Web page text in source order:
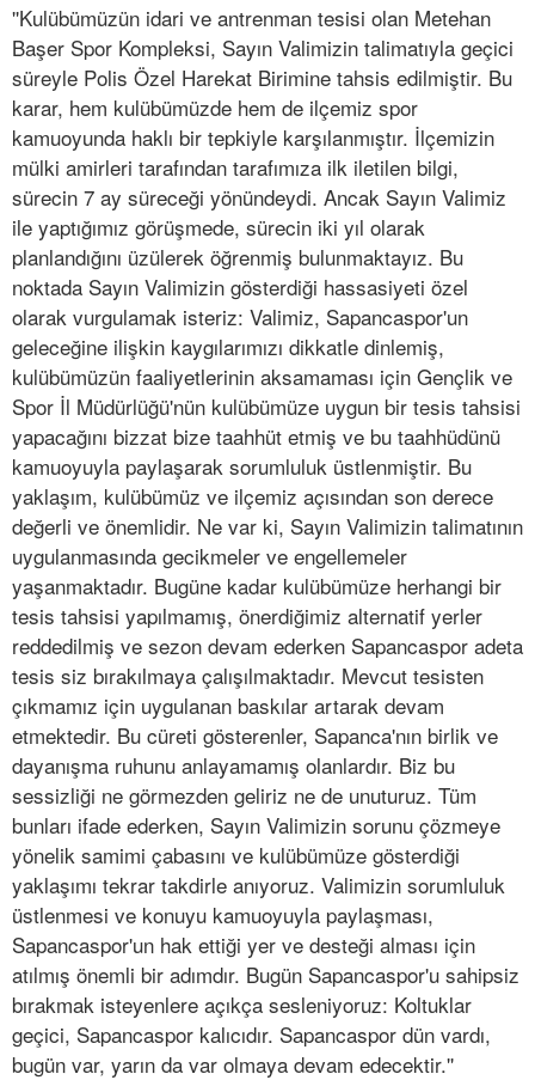
''Kulübümüzün idari ve antrenman tesisi olan Metehan
Başer Spor Kompleksi, Sayın Valimizin talimatıyla geçici
süreyle Polis Özel Harekat Birimine tahsis edilmiştir. Bu
karar, hem kulübümüzde hem de ilçemiz spor
kamuoyunda haklı bir tepkiyle karşılanmıştır. İlçemizin
mülki amirleri tarafından tarafımıza ilk iletilen bilgi,
sürecin 7 ay süreceği yönündeydi. Ancak Sayın Valimiz
ile yaptığımız görüşmede, sürecin iki yıl olarak
planlandığını üzülerek öğrenmiş bulunmaktayız. Bu
noktada Sayın Valimizin gösterdiği hassasiyeti özel
olarak vurgulamak isteriz: Valimiz, Sapancaspor'un
geleceğine ilişkin kaygılarımızı dikkatle dinlemiş,
kulübümüzün faaliyetlerinin aksamaması için Gençlik ve
Spor İl Müdürlüğü'nün kulübümüze uygun bir tesis tahsisi
yapacağını bizzat bize taahhüt etmiş ve bu taahhüdünü
kamuoyuyla paylaşarak sorumluluk üstlenmiştir. Bu
yaklaşım, kulübümüz ve ilçemiz açısından son derece
değerli ve önemlidir. Ne var ki, Sayın Valimizin talimatının
uygulanmasında gecikmeler ve engellemeler
yaşanmaktadır. Bugüne kadar kulübümüze herhangi bir
tesis tahsisi yapılmamış, önerdiğimiz alternatif yerler
reddedilmiş ve sezon devam ederken Sapancaspor adeta
tesis siz bırakılmaya çalışılmaktadır. Mevcut tesisten
çıkmamız için uygulanan baskılar artarak devam
etmektedir. Bu cüreti gösterenler, Sapanca'nın birlik ve
dayanışma ruhunu anlayamamış olanlardır. Biz bu
sessizliği ne görmezden geliriz ne de unuturuz. Tüm
bunları ifade ederken, Sayın Valimizin sorunu çözmeye
yönelik samimi çabasını ve kulübümüze gösterdiği
yaklaşımı tekrar takdirle anıyoruz. Valimizin sorumluluk
üstlenmesi ve konuyu kamuoyuyla paylaşması,
Sapancaspor'un hak ettiği yer ve desteği alması için
atılmış önemli bir adımdır. Bugün Sapancaspor'u sahipsiz
bırakmak isteyenlere açıkça sesleniyoruz: Koltuklar
geçici, Sapancaspor kalıcıdır. Sapancaspor dün vardı,
bugün var, yarın da var olmaya devam edecektir.''